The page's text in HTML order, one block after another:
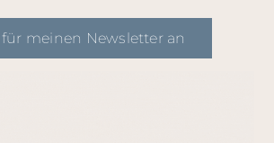
meinen Newsletter an